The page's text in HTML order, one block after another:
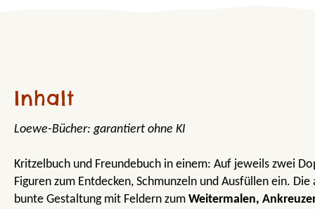
Inhalt
Loewe-Bücher: garantiert ohne KI
Kritzelbuch und Freundebuch in einem: Auf jeweils zwei
Figuren zum Entdecken, Schmunzeln und Ausfüllen ein.
bunte Gestaltung mit Feldern zum Weitermalen,